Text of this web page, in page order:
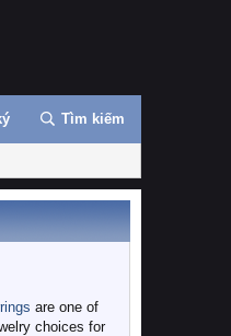
Tìm kiếm
are one of
choices for